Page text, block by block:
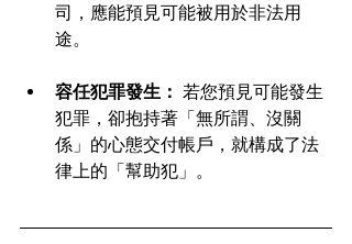
司，應能預見可能被用於非法用
途。
容任犯罪發生： 若您預見可能發生
犯罪，卻抱持著「無所謂、沒關
係」的心態交付帳戶，就構成了法
律上的「幫助犯」。